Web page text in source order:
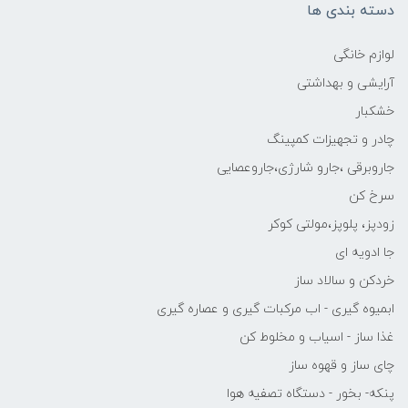
دسته بندی ها
لوازم خانگی
آرایشی و بهداشتی
خشکبار
چادر و تجهیزات کمپینگ
جاروبرقی ،جارو شارژی،جاروعصایی
سرخ کن
زودپز، پلوپز،مولتی کوکر
جا ادویه ای
خردکن و سالاد ساز
ابمیوه گیری - اب مرکبات گیری و عصاره گیری
غذا ساز - اسیاب و مخلوط کن
چای ساز و قهوه ساز
پنکه- بخور - دستگاه تصفیه هوا